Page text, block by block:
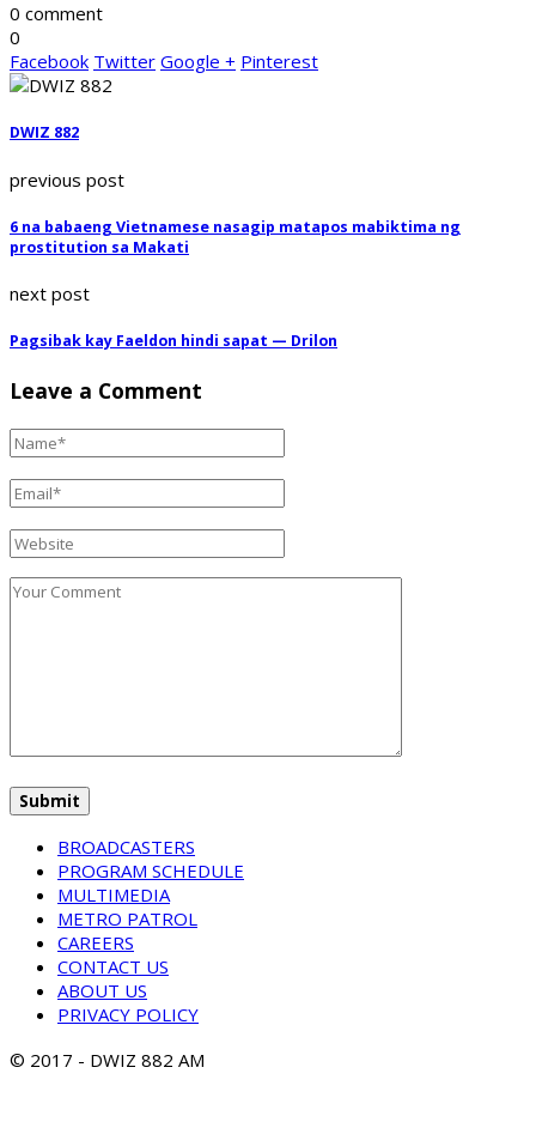
0 comment
0
Facebook Twitter Google + Pinterest
DWIZ 882
previous post
6 na babaeng Vietnamese nasagip matapos mabiktima ng
prostitution sa Makati
next post
Pagsibak kay Faeldon hindi sapat — Drilon
Leave a Comment
BROADCASTERS
PROGRAM SCHEDULE
MULTIMEDIA
METRO PATROL
CAREERS
CONTACT US
ABOUT US
PRIVACY POLICY
© 2017 - DWIZ 882 AM